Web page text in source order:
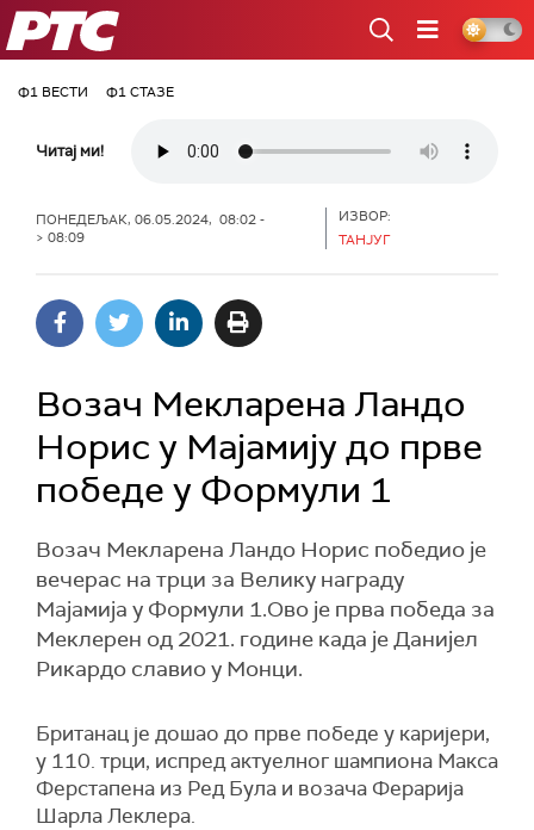
РТС
Ф1 ВЕСТИ Ф1 СТАЗЕ
Читај ми!
ПОНЕДЕЉАК, 06.05.2024, 08:02 -
> 08:09
ИЗВОР:
ТАНЈУГ
Возач Мекларена Ландо
Норис у Мајамију до прве
победе у Формули 1
Возач Мекларена Ландо Норис победио је
вечерас на трци за Велику награду
Мајамија у Формули 1.Ово је прва победа за
Меклерен од 2021. године када је Данијел
Рикардо славио у Монци.
Британац је дошао до прве победе у каријери,
у 110. трци, испред актуелног шампиона Макса
Ферстапена из Ред Була и возача Ферарија
Шарла Леклера.